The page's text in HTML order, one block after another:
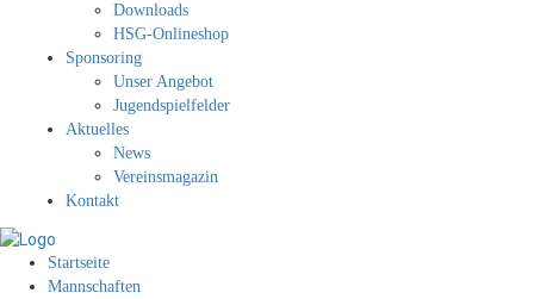
Downloads
HSG-Onlineshop
Sponsoring
Unser Angebot
Jugendspielfelder
Aktuelles
News
Vereinsmagazin
Kontakt
Startseite
Mannschaften